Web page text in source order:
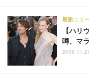
【ハリ
噂、マ
最新ニュ